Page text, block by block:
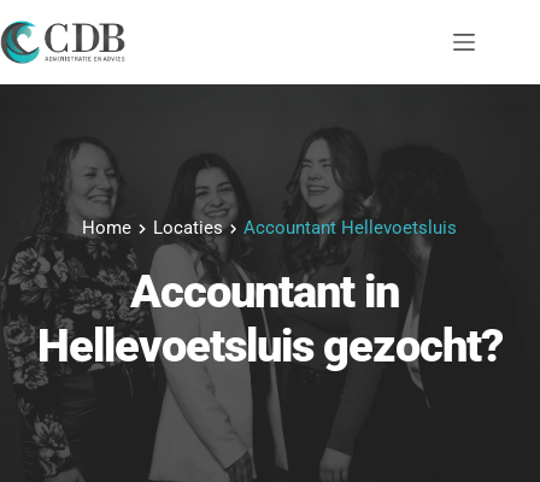
naar
de
Home Locaties Accountant Hellevoetsluis
Accountant
Hellevoetsluis gezocht?